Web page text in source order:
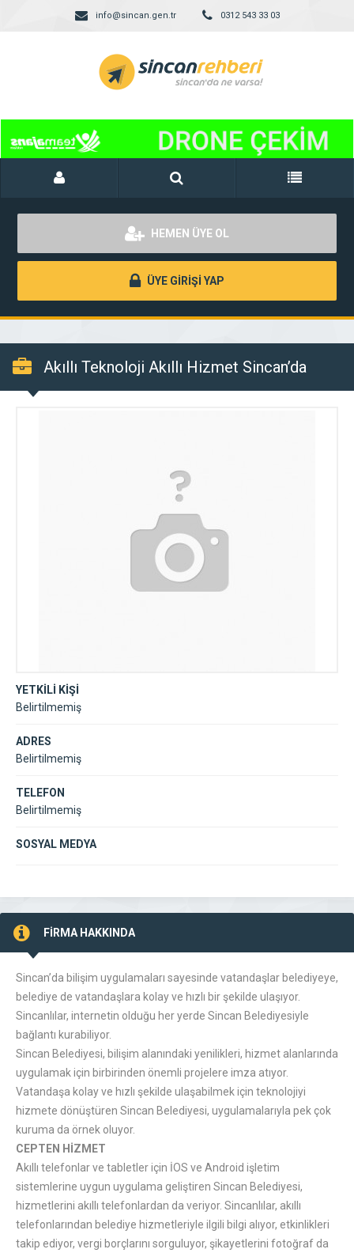
info@sincan.gen.tr 0312 543 33 03
HEMEN ÜYE OL
ÜYE GİRİŞİ YAP
Akıllı Teknoloji Akıllı Hizmet Sincan’da
YETKİLİ KİŞİ
Belirtilmemiş
ADRES
Belirtilmemiş
TELEFON
Belirtilmemiş
SOSYAL MEDYA
FİRMA HAKKINDA
Sincan’da bilişim uygulamaları sayesinde vatandaşlar belediyeye,
belediye de vatandaşlara kolay ve hızlı bir şekilde ulaşıyor.
Sincanlılar, internetin olduğu her yerde Sincan Belediyesiyle
bağlantı kurabiliyor.
Sincan Belediyesi, bilişim alanındaki yenilikleri, hizmet alanlarında
uygulamak için birbirinden önemli projelere imza atıyor.
Vatandaşa kolay ve hızlı şekilde ulaşabilmek için teknolojiyi
hizmete dönüştüren Sincan Belediyesi, uygulamalarıyla pek çok
kuruma da örnek oluyor.
CEPTEN HİZMET
Akıllı telefonlar ve tabletler için İOS ve Android işletim
sistemlerine uygun uygulama geliştiren Sincan Belediyesi,
hizmetlerini akıllı telefonlardan da veriyor. Sincanlılar, akıllı
telefonlarından belediye hizmetleriyle ilgili bilgi alıyor, etkinlikleri
takip ediyor, vergi borçlarını sorguluyor, şikayetlerini fotoğraf da